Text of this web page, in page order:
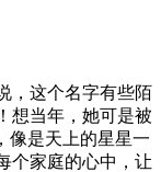
，这个名字有些陌
想当年，她可是被
像是天上的星星一
个家庭的心中，让